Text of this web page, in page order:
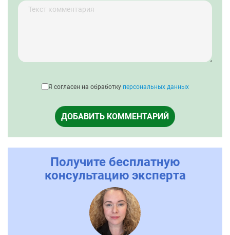
Я согласен на обработку персональных данных
ДОБАВИТЬ КОММЕНТАРИЙ
Получите бесплатную
консультацию эксперта